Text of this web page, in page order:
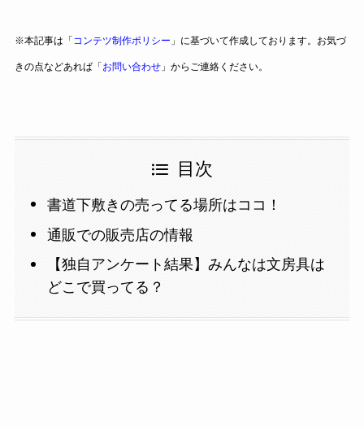
※本記事は「 コンテツ制作ポリシー 」に基づいて作成しております。お気づ
きの点などあれば「 お問い合わせ」からご連絡ください。
目次
書道下敷きの売ってる場所はココ！
通販での販売店の情報
【独自アンケート結果】みんなは文房具は
どこで買ってる？